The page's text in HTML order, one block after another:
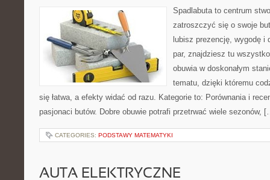
Spadlabuta to centrum
zatroszczyć się o swoje
lubisz prezencję, wygodę i
par, znajdziesz tu
obuwia w doskonałym
tematu, dzięki któremu
się łatwa, a efekty widać od razu. Kategorie to: Porównania i
pasjonaci butów. Dobre obuwie potrafi przetrwać wiele sezonów,
CATEGORIES: PODSTAWY MATEMATYKI
AUTA ELEKTRYCZNE